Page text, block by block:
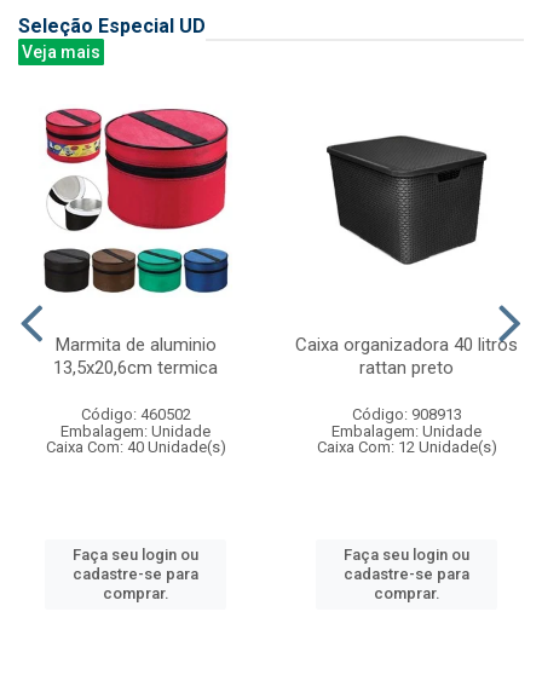
Seleção Especial UD
Veja mais
Marmita de aluminio
13,5x20,6cm termica
Código: 460502
Embalagem: Unidade
Caixa Com: 40 Unidade(s)
Faça seu login ou
cadastre-se para
comprar.
Caixa organizadora 40 litros
rattan preto
Código: 908913
Embalagem: Unidade
Caixa Com: 12 Unidade(s)
Faça seu login ou
cadastre-se para
comprar.